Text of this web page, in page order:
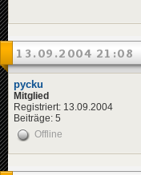
13.09.2004 21:08
pycku
Mitglied
Registriert: 13.09.2004
Beiträge: 5
Offline